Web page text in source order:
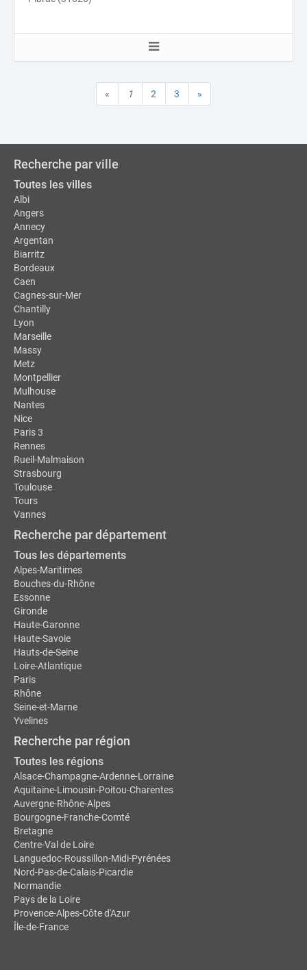
« 1 2 3 »
Recherche par ville
Toutes les villes
Albi
Angers
Annecy
Argentan
Biarritz
Bordeaux
Caen
Cagnes-sur-Mer
Chantilly
Lyon
Marseille
Massy
Metz
Montpellier
Mulhouse
Nantes
Nice
Paris 3
Rennes
Rueil-Malmaison
Strasbourg
Toulouse
Tours
Vannes
Recherche par département
Tous les départements
Alpes-Maritimes
Bouches-du-Rhône
Essonne
Gironde
Haute-Garonne
Haute-Savoie
Hauts-de-Seine
Loire-Atlantique
Paris
Rhône
Seine-et-Marne
Yvelines
Recherche par région
Toutes les régions
Alsace-Champagne-Ardenne-Lorraine
Aquitaine-Limousin-Poitou-Charentes
Auvergne-Rhône-Alpes
Bourgogne-Franche-Comté
Bretagne
Centre-Val de Loire
Languedoc-Roussillon-Midi-Pyrénées
Nord-Pas-de-Calais-Picardie
Normandie
Pays de la Loire
Provence-Alpes-Côte d'Azur
Île-de-France